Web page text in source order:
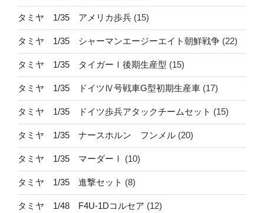
タミヤ 1/35 アメリカ歩兵 (15)
タミヤ 1/35 シャーマンエージーエイト朝鮮戦争 (22)
タミヤ 1/35 タイガーⅠ後期生産型 (15)
タミヤ 1/35 ドイツⅣ号戦車G型初期生産車 (17)
タミヤ 1/35 ドイツ歩兵アタックチームセット (15)
タミヤ 1/35 ナースホルン フンメル (20)
タミヤ 1/35 マーダーⅠ (10)
タミヤ 1/35 進撃セット (8)
タミヤ 1/48 F4U-1Dコルセア (12)